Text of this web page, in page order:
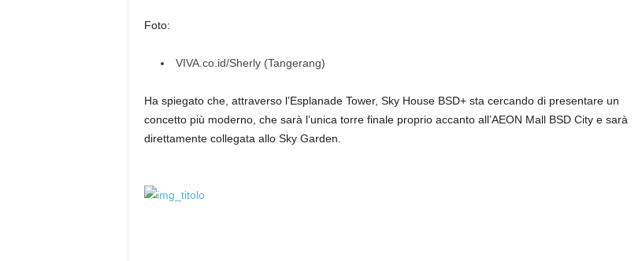
Foto:
VIVA.co.id/Sherly (Tangerang)
Ha spiegato che, attraverso l’Esplanade Tower, Sky House BSD+ sta cercando di presentare un
concetto più moderno, che sarà l’unica torre finale proprio accanto all’AEON Mall BSD City e sarà
direttamente collegata allo Sky Garden.